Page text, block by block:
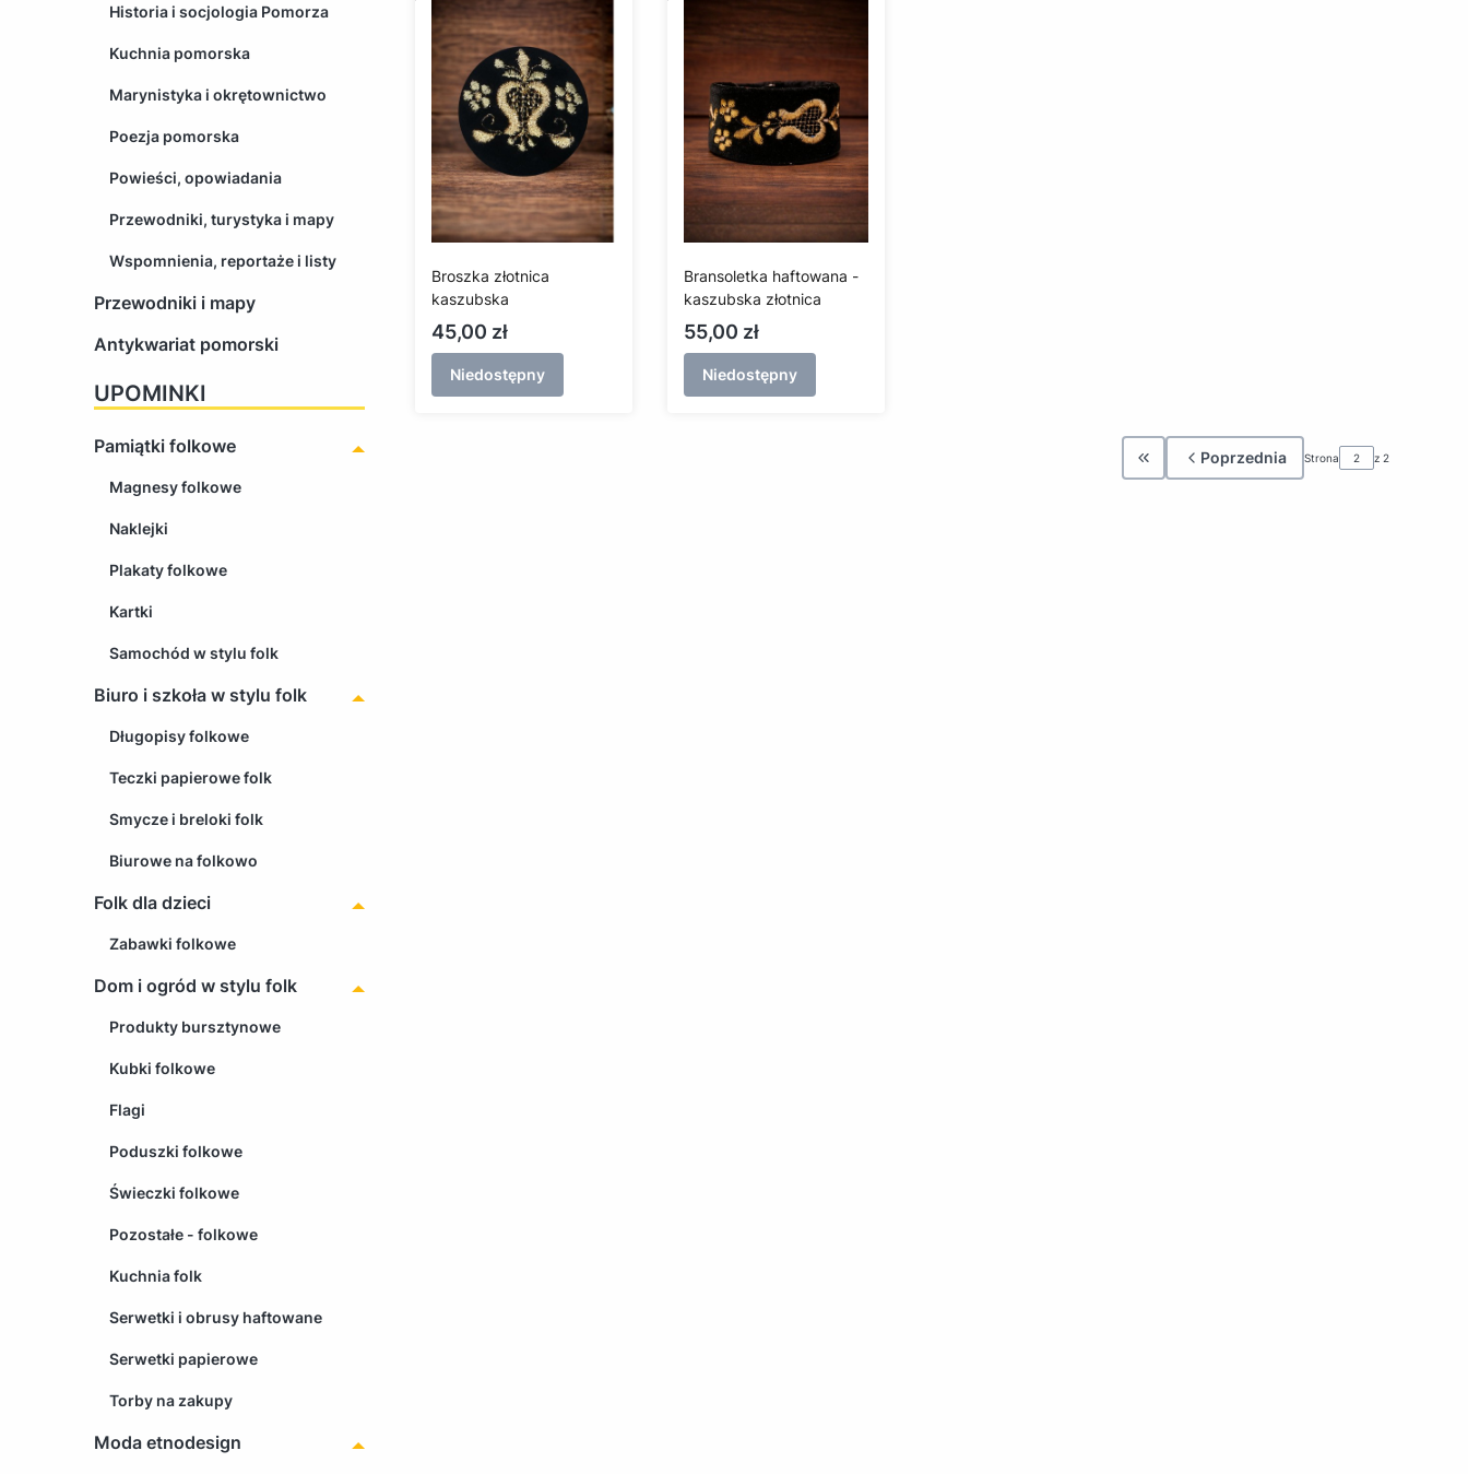
Historia i socjologia Pomorza
Kuchnia pomorska
Marynistyka i okrętownictwo
Poezja pomorska
Powieści, opowiadania
Przewodniki, turystyka i mapy
Wspomnienia, reportaże i listy
Przewodniki i mapy
Antykwariat pomorski
UPOMINKI
Pamiątki folkowe
Magnesy folkowe
Naklejki
Plakaty folkowe
Kartki
Samochód w stylu folk
Biuro i szkoła w stylu folk
Długopisy folkowe
Teczki papierowe folk
Smycze i breloki folk
Biurowe na folkowo
Folk dla dzieci
Zabawki folkowe
Dom i ogród w stylu folk
Produkty bursztynowe
Kubki folkowe
Flagi
Poduszki folkowe
Świeczki folkowe
Pozostałe - folkowe
Kuchnia folk
Serwetki i obrusy haftowane
Serwetki papierowe
Torby na zakupy
Moda etnodesign
Broszka złotnica
kaszubska
Cena
45,00 zł
Niedostępny
Bransoletka haftowana -
kaszubska złotnica
Cena
55,00 zł
Niedostępny
Wróć do pierwszej strony z produktami
Poprzednia Strona z 2